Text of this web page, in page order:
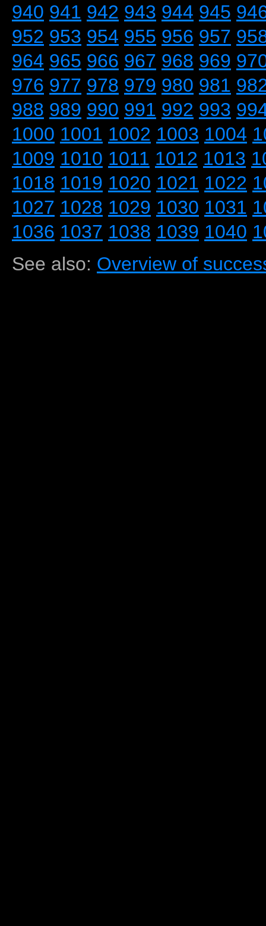
940 941 942 943 944 945
952 953 954 955 956 957
964 965 966 967 968 969
976 977 978 979 980 981
988 989 990 991 992 993
1000 1001 1002 1003 1004
1009 1010 1011 1012 1013
1018 1019 1020 1021 1022
1027 1028 1029 1030 1031
1036 1037 1038 1039 1040
See also: Overview of